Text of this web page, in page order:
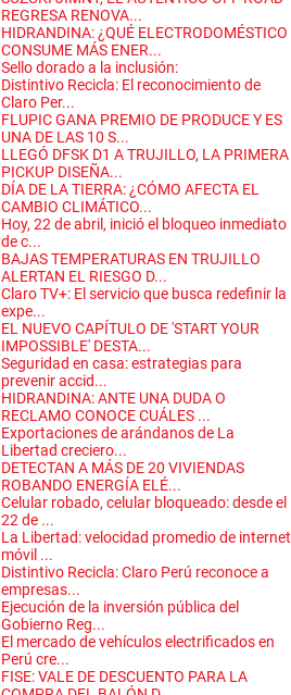
REGRESA RENOVA...
HIDRANDINA: ¿QUÉ ELECTRODOMÉSTICO
CONSUME MÁS ENER...
Sello dorado a la inclusión:
Distintivo Recicla: El reconocimiento de
Claro Per...
FLUPIC GANA PREMIO DE PRODUCE Y ES
UNA DE LAS 10 S...
LLEGÓ DFSK D1 A TRUJILLO, LA PRIMERA
PICKUP DISEÑA...
DÍA DE LA TIERRA: ¿CÓMO AFECTA EL
CAMBIO CLIMÁTICO...
Hoy, 22 de abril, inició el bloqueo inmediato
de c...
BAJAS TEMPERATURAS EN TRUJILLO
ALERTAN EL RIESGO D...
Claro TV+: El servicio que busca redefinir la
expe...
EL NUEVO CAPÍTULO DE 'START YOUR
IMPOSSIBLE' DESTA...
Seguridad en casa: estrategias para
prevenir accid...
HIDRANDINA: ANTE UNA DUDA O
RECLAMO CONOCE CUÁLES ...
Exportaciones de arándanos de La
Libertad creciero...
DETECTAN A MÁS DE 20 VIVIENDAS
ROBANDO ENERGÍA ELÉ...
Celular robado, celular bloqueado: desde el
22 de ...
La Libertad: velocidad promedio de internet
móvil ...
Distintivo Recicla: Claro Perú reconoce a
empresas...
Ejecución de la inversión pública del
Gobierno Reg...
El mercado de vehículos electrificados en
Perú cre...
FISE: VALE DE DESCUENTO PARA LA